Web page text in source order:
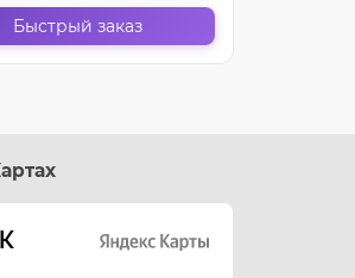
Быстрый заказ